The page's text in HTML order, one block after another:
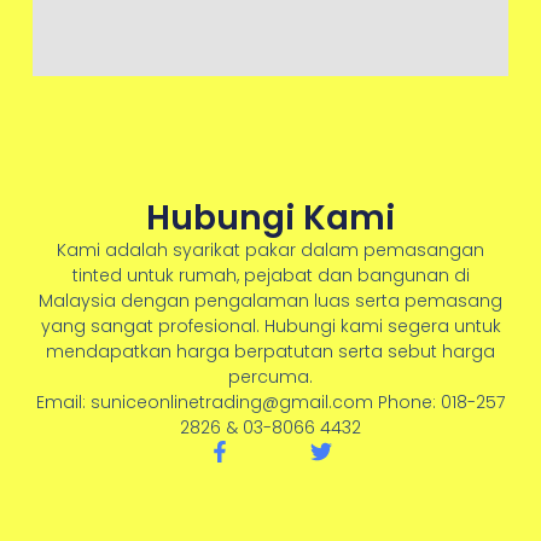
Hubungi Kami
Kami adalah syarikat pakar dalam pemasangan
tinted untuk rumah, pejabat dan bangunan di
Malaysia dengan pengalaman luas serta pemasang
yang sangat profesional. Hubungi kami segera untuk
mendapatkan harga berpatutan serta sebut harga
percuma.
Email: suniceonlinetrading@gmail.com Phone: 018-257
2826 & 03-8066 4432
F
T